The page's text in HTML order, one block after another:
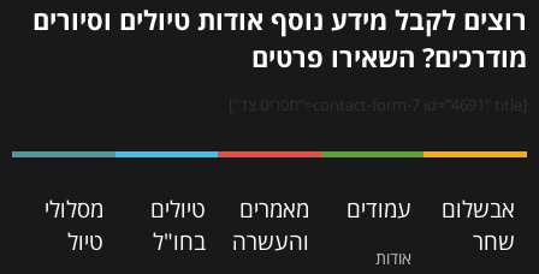
רוצים לקבל מידע נוסף אודות טיולים וסיורים
מודרכים? השאירו פרטים
[contact-form-7 id="4691" title="תפריט צד"]
אבשלום
שחר
עמודים
אודות
מאמרים
והעשרה
טיולים
בחו"ל
מסלולי
טיול